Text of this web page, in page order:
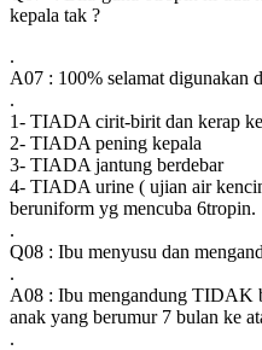
kepala tak ?
.
A07 : 100% selamat digunakan
.
1- TIADA cirit-birit dan kerap
2- TIADA pening kepala
3- TIADA jantung berdebar
4- TIADA urine ( ujian air
beruniform yg mencuba 6tropin.
.
Q08 : Ibu menyusu dan
.
A08 : Ibu mengandung TIDAK
anak yang berumur 7 bulan ke
.